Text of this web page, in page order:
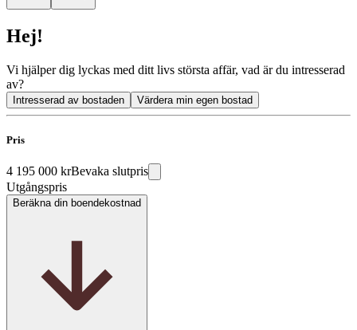
Hej!
Vi hjälper dig lyckas med ditt livs största affär, vad är du intresserad
av?
Intresserad av bostaden Värdera min egen bostad
Pris
4 195 000 krBevaka slutpris
Utgångspris
Beräkna din boendekostnad